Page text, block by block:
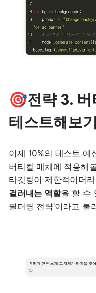
🎯전략 3. 버
테스트해보기
이제 10%의 테스트 예
버티컬 매체에 적용해
타깃팅이 제한적이더
걸러내는 역할을 할 수
필터링 전략’이라고 불